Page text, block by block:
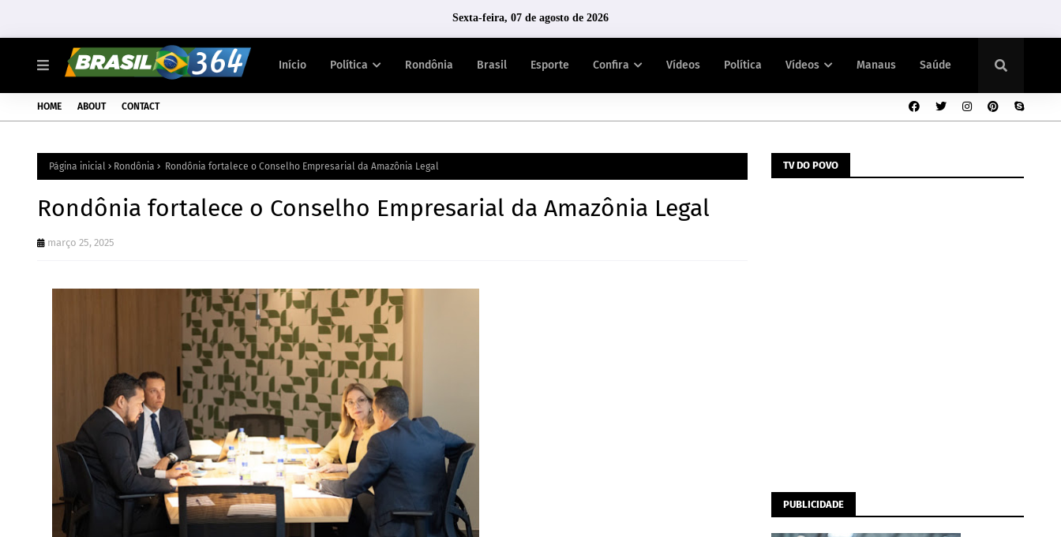
Sexta-feira, 07 de agosto de 2026
Início Política Rondônia Brasil Esporte Confira Vídeos Política Vídeos Manaus Saúde
HOME ABOUT CONTACT
Página inicial Rondônia Rondônia fortalece o Conselho Empresarial da Amazônia Legal
Rondônia fortalece o Conselho Empresarial da Amazônia Legal
março 25, 2025
TV DO POVO
PUBLICIDADE